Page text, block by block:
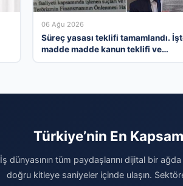
06 Ağu 2026
Süreç yasası teklifi tamamlandı.
madde madde kanun teklifi ve
Türkiye’nin En
İş dünyasının tüm paydaşlarını dijital bir
doğru kitleye saniyeler içinde ulaşın.